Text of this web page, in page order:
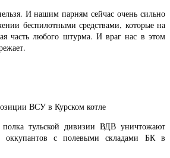
И нашим парням сейчас очень сильно
беспилотными средствами, которые на
часть любого штурма. И враг нас в этом
ВСУ в Курском котле
тульской дивизии ВДВ уничтожают
оккупантов с полевыми складами БК в